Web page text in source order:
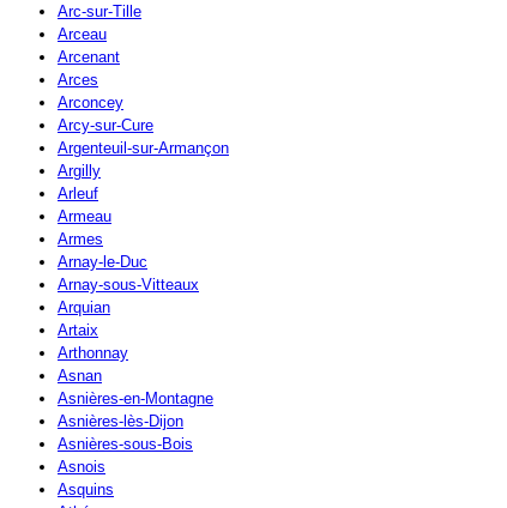
Arc-sur-Tille
Arceau
Arcenant
Arces
Arconcey
Arcy-sur-Cure
Argenteuil-sur-Armançon
Argilly
Arleuf
Armeau
Armes
Arnay-le-Duc
Arnay-sous-Vitteaux
Arquian
Artaix
Arthonnay
Asnan
Asnières-en-Montagne
Asnières-lès-Dijon
Asnières-sous-Bois
Asnois
Asquins